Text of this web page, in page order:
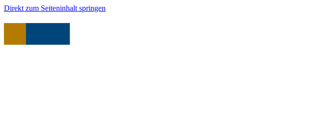
Direkt zum Seiteninhalt springen